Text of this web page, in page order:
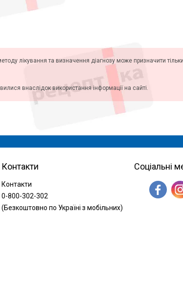
лікування та визначення діагнозу може призначити
внаслідок використання інформації на сайті.
Контакти
Контакти
0-800-302-302
(Безкоштовно по Україні з мобільних)
Соціальні